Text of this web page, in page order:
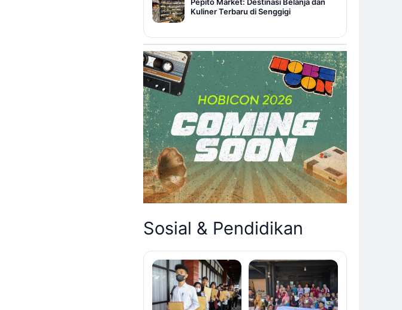
Kuliner Terbaru di Senggigi
Sosial & Pendidikan